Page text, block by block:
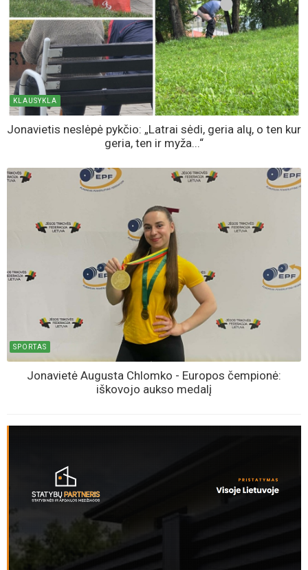
KLAUSYKLA
Jonavietis neslėpė pykčio: „Latrai sėdi, geria alų, o ten kur
geria, ten ir myža...“
SPORTAS
Jonavietė Augusta Chlomko - Europos čempionė:
iškovojo aukso medalį